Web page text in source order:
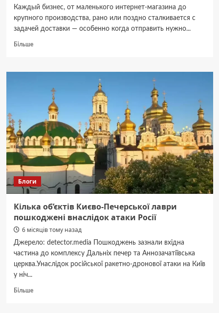
Каждый бизнес, от маленького интернет-магазина до
крупного производства, рано или поздно сталкивается с
задачей доставки — особенно когда отправить нужно...
БільшеДокладніше
расходов
доставку
небольших
грузов:
не
платить
за
целый
Блоги
Кілька об’єктів Києво-Печерської лаври
пошкоджені внаслідок атаки Росії
6 місяців тому назад
Джерело: detector.media Пошкоджень зазнали вхідна
частина до комплексу Дальніх печер та Аннозачатіївська
церква.Унаслідок російської ракетно-дронової атаки на Київ
у ніч...
БільшеДокладніше